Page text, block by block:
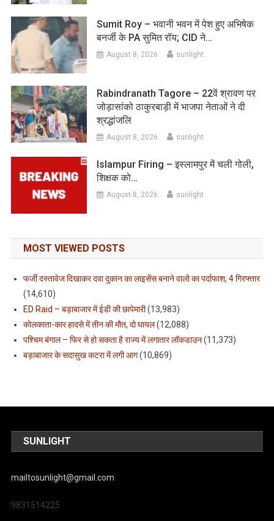
Sumit Roy – भवानी भवन में पेश हुए अभिषेक
बनर्जी के PA सुमित रॉय; CID ने…
August 8, 2026 sunlight
Rabindranath Tagore – 22वें श्रावण पर
जोड़ासांको ठाकुरबाड़ी में भाजपा नेताओं ने दी
श्रद्धांजलि
August 8, 2026 sunlight
Islampur Firing – इस्लामपुर में चली गोली,
शिक्षक को…
August 8, 2026 sunlight
MOST VIEWED POSTS
फर्जी दस्तावेज दिखाकर दवा दुकान का लाइसेंस बनाने वालो का पर्दाफाश, 4 गिरफ्तार
(14,610)
ED Raid – बड़ाबाजार में ईडी की छापेमारी(13,983)
कोलकाता-कार हादसे में तीन की मौत, दो घायल(12,088)
पश्चिम बंगाल – फिर से हो सकता है राज्य में लगातार लॉकडाउन(11,373)
बड़ाबाजार के सदासुख कटरा में लगी आग(10,869)
SUNLIGHT
mailtosunlight@gmail.com
9831514225